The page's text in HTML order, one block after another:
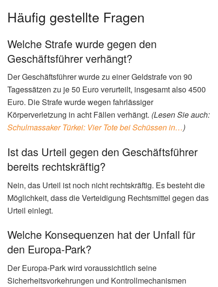
Häufig gestellte Fragen
Welche Strafe wurde gegen den
Geschäftsführer verhängt?
Der Geschäftsführer wurde zu einer Geldstrafe von 90
Tagessätzen zu je 50 Euro verurteilt, insgesamt also 4500
Euro. Die Strafe wurde wegen fahrlässiger
Körperverletzung in acht Fällen verhängt. (Lesen Sie auch:
Schulmassaker Türkei: Vier Tote bei Schüssen in…)
Ist das Urteil gegen den Geschäftsführer
bereits rechtskräftig?
Nein, das Urteil ist noch nicht rechtskräftig. Es besteht die
Möglichkeit, dass die Verteidigung Rechtsmittel gegen das
Urteil einlegt.
Welche Konsequenzen hat der Unfall für
den Europa-Park?
Der Europa-Park wird voraussichtlich seine
Sicherheitsvorkehrungen und Kontrollmechanismen